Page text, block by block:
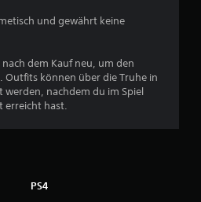
und gewährt keine
dem Kauf neu, um den
Outfits können über die Truhe in
werden, nachdem du im Spiel
erreicht hast.
PS4